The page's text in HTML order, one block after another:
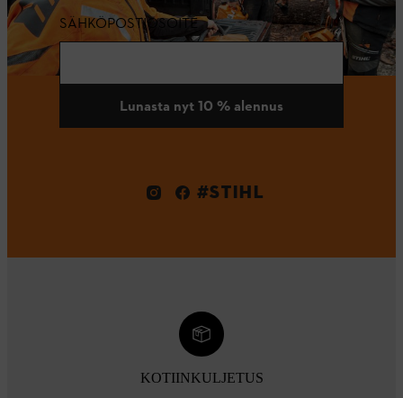
SÄHKÖPOSTIOSOITE
Lunasta nyt 10 % alennus
#STIHL
KOTIINKULJETUS